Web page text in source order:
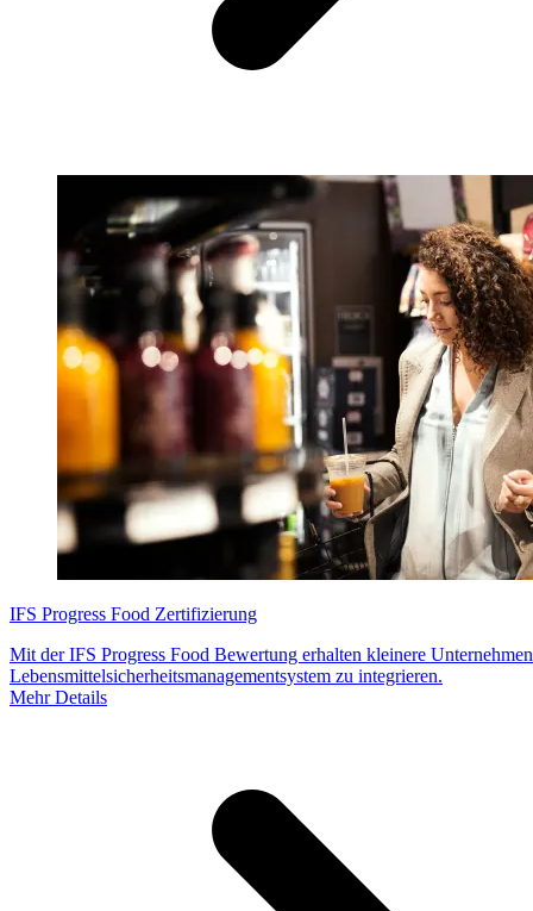
IFS Progress Food Zertifizierung
Mit der IFS Progress Food Bewertung erhalten kleinere
Lebensmittelsicherheitsmanagementsystem zu integrieren.
Mehr Details